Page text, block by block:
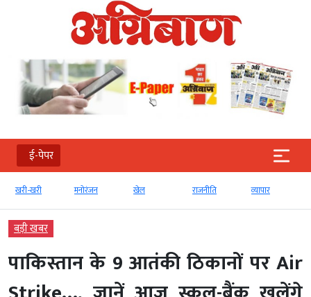
ई-पेपर
खरी-खरी मनोरंजन खेल राजनीति व्‍यापार
बड़ी खबर
पाकिस्तान के 9 आतंकी ठिकानों पर Air